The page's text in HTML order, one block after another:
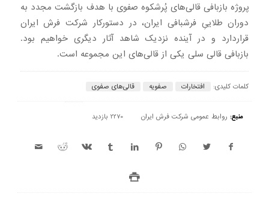
پروژه بازبافی قالی‌های پُرشکوه صفوی با هدف بازگشت مجدد به
دوران طلاییِ فرشبافی ایران، در دستورکار شرکت فرش ایران
قراردارد و در آینده نزدیک شاهد آثار دیگری خواهیم بود.
بازبافی قالی سلی یکی از قالی‌های این مجموعه است.
کلمات کلیدی: افتخارات صفویه قالی‌های صفوی
منبع: روابط عمومی شرکت فرش ایران 2270 بازدید